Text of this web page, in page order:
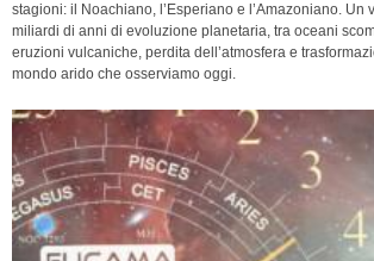
stagioni: il Noachiano, l’Esperiano e l’Amazoniano. Un
miliardi di anni di evoluzione planetaria, tra oceani
eruzioni vulcaniche, perdita dell’atmosfera e
mondo arido che osserviamo oggi.